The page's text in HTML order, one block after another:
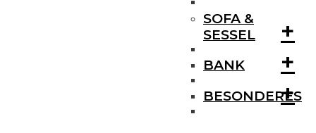
SOFA &
SESSEL
+
BANK +
BESONDERES
+